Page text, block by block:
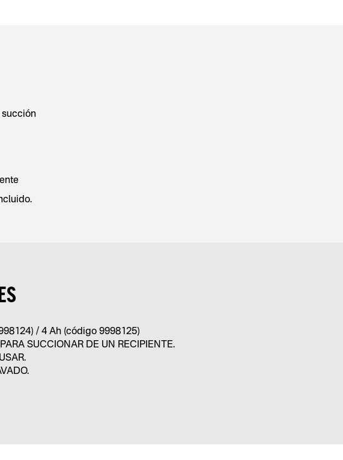
succión
/ 4 Ah (código 9998125)
SUCCIONAR DE UN RECIPIENTE.